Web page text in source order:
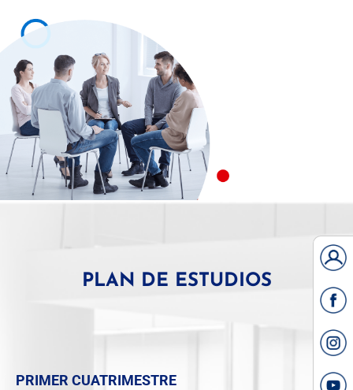
PLAN DE ESTUDIOS
PRIMER CUATRIMESTRE